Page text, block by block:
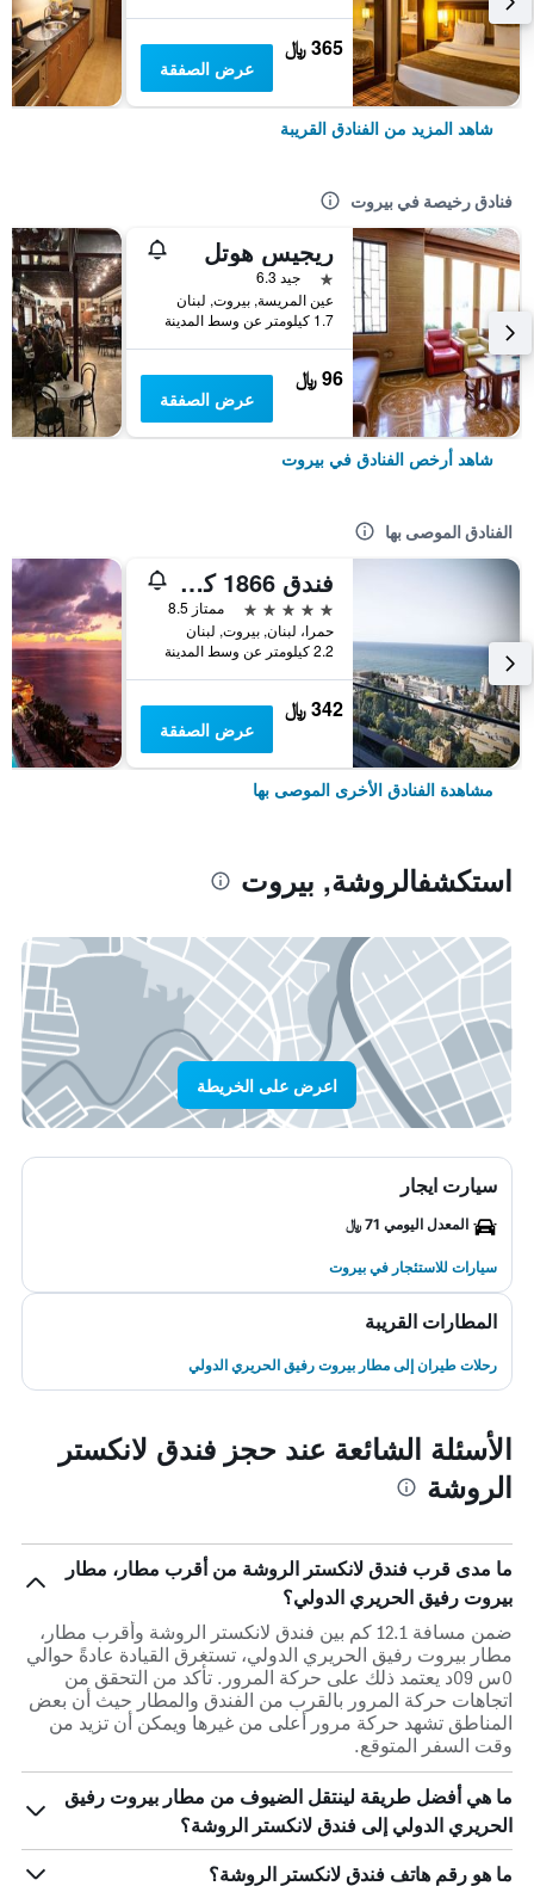
365 ﷼
عرض الصفقة
شاهد المزيد من الفنادق القريبة
فنادق رخيصة في بيروت
ريجيس هوتل
نجمة واحدة
جيد 6.3
عين المريسة, بيروت, لبنان
1.7 كيلومتر عن وسط المدينة
96 ﷼
عرض الصفقة
شاهد أرخص الفنادق في بيروت
الفنادق الموصى بها
فندق 1866 كورت آند سويتس
5 نجوم
ممتاز 8.5
حمرا، لبنان, بيروت, لبنان
2.2 كيلومتر عن وسط المدينة
342 ﷼
عرض الصفقة
مشاهدة الفنادق الأخرى الموصى بها
استكشفالروشة, بيروت
اعرض على الخريطة
سيارت ايجار
المعدل اليومي 71 ﷼
سيارات للاستئجار في بيروت
المطارات القريبة
رحلات طيران إلى مطار بيروت رفيق الحريري الدولي
الأسئلة الشائعة عند حجز فندق لانكستر
الروشة
ما مدى قرب فندق لانكستر الروشة من أقرب مطار، مطار
بيروت رفيق الحريري الدولي؟
ضمن مسافة 12.1 كم بين فندق لانكستر الروشة وأقرب مطار،
مطار بيروت رفيق الحريري الدولي، تستغرق القيادة عادةً حوالي
0س 09د يعتمد ذلك على حركة المرور. تأكد من التحقق من
اتجاهات حركة المرور بالقرب من الفندق والمطار حيث أن بعض
المناطق تشهد حركة مرور أعلى من غيرها ويمكن أن تزيد من
وقت السفر المتوقع.
ما هي أفضل طريقة لينتقل الضيوف من مطار بيروت رفيق
الحريري الدولي إلى فندق لانكستر الروشة؟
ما هو رقم هاتف فندق لانكستر الروشة؟